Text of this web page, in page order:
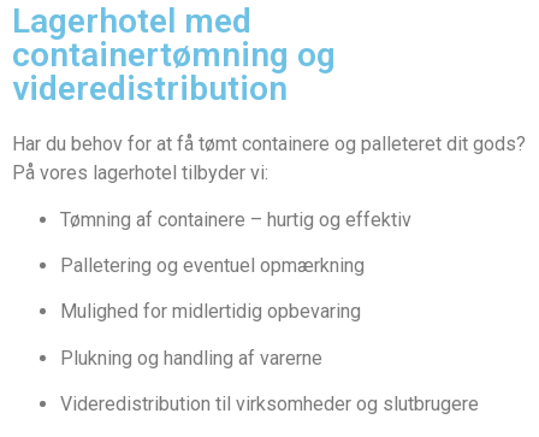
Lagerhotel med
containertømning og
videredistribution
Har du behov for at få tømt containere og palleteret dit gods?
På vores lagerhotel tilbyder vi:
Tømning af containere – hurtig og effektiv
Palletering og eventuel opmærkning
Mulighed for midlertidig opbevaring
Plukning og handling af varerne
Videredistribution til virksomheder og slutbrugere